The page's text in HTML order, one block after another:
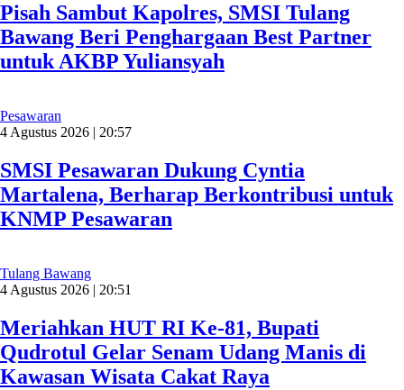
Pisah Sambut Kapolres, SMSI Tulang
Bawang Beri Penghargaan Best Partner
untuk AKBP Yuliansyah
Pesawaran
4 Agustus 2026 | 20:57
SMSI Pesawaran Dukung Cyntia
Martalena, Berharap Berkontribusi untuk
KNMP Pesawaran
Tulang Bawang
4 Agustus 2026 | 20:51
Meriahkan HUT RI Ke-81, Bupati
Qudrotul Gelar Senam Udang Manis di
Kawasan Wisata Cakat Raya